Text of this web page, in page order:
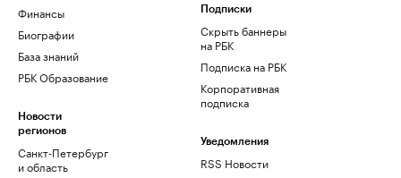
Финансы
Биографии
База знаний
РБК Образование
Новости
регионов
Санкт-Петербург
и область
Подписки
Скрыть баннеры
на РБК
Подписка на РБК
Корпоративная
подписка
Уведомления
RSS Новости